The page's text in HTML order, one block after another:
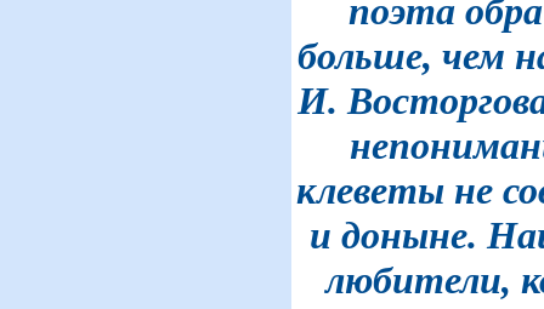
поэта
больше, чем
И.
клеветы не
и доныне.
любители,